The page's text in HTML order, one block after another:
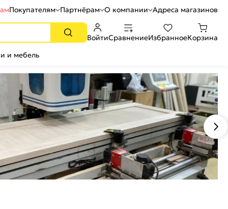
Покупателям Партнёрам О компании Адреса магазинов
ВойтиСравнениеИзбранноеКорзина
и мебель